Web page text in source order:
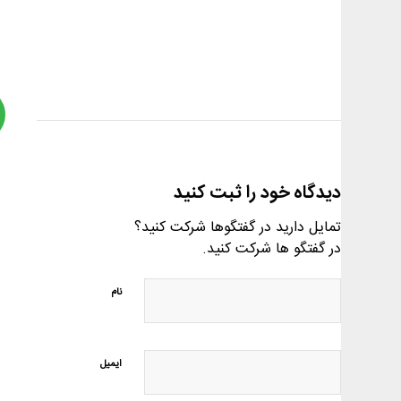
دیدگاه خود را ثبت کنید
تمایل دارید در گفتگوها شرکت کنید؟
در گفتگو ها شرکت کنید.
نام
ایمیل